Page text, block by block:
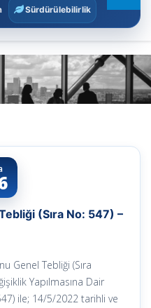
Sürdürülebilirlik
(Sıra No: 547) –
Genel Tebliği (Sıra
Yapılmasına Dair
ile; 14/5/2022 tarihli ve